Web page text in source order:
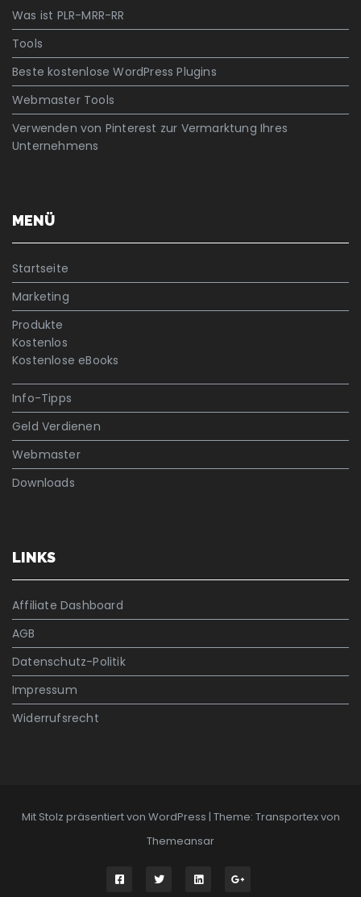
Was ist PLR-MRR-RR
Tools
Beste kostenlose WordPress Plugins
Webmaster Tools
Verwenden von Pinterest zur Vermarktung Ihres
Unternehmens
MENÜ
Startseite
Marketing
Produkte
Kostenlos
Kostenlose eBooks
Info-Tipps
Geld Verdienen
Webmaster
Downloads
LINKS
Affiliate Dashboard
AGB
Datenschutz-Politik
Impressum
Widerrufsrecht
Mit Stolz präsentiert von WordPress | Theme: Transportex von
Themeansar